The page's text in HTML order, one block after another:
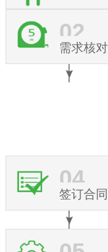
02
需求核对
04
签订合同